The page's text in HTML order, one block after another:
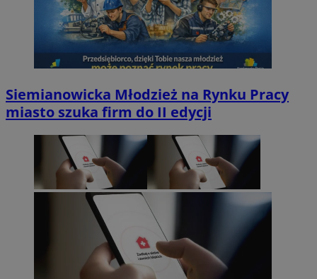
Siemianowicka Młodzież na Rynku Pracy
miasto szuka firm do II edycji